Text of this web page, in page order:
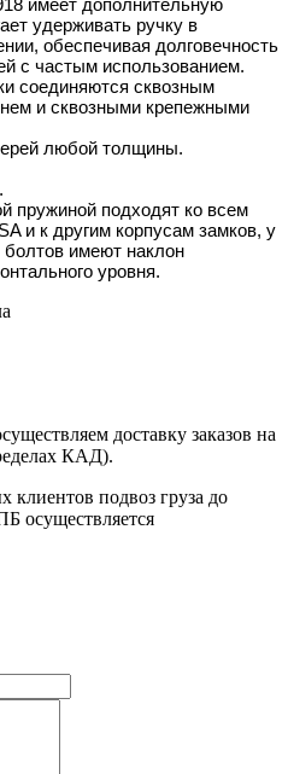
удерживать ручку в
обеспечивая долговечность
с частым использованием.
соединяются сквозным
и сквозными крепежными
любой толщины.
пружиной подходят ко всем
и к другим корпусам замков, у
болтов имеют наклон
уровня.
доставку заказов на
КАД).
клиентов подвоз груза до
осуществляется